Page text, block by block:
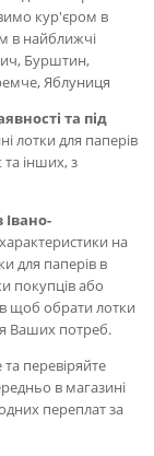
кур'єром в
в найближчі
Бурштин,
Яблуниця
та під
лотки для паперів
інших, з
Івано-
на
для паперів в
покупців або
щоб обрати лотки
Ваших потреб.
перевіряйте
в магазині
переплат за